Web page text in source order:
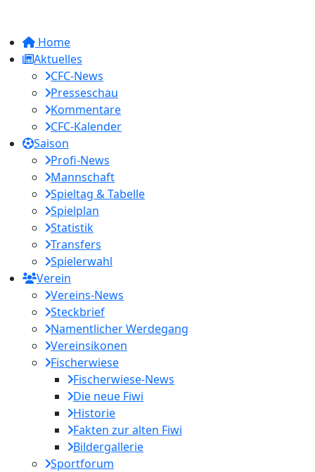
Home
Aktuelles
CFC-News
Presseschau
Kommentare
CFC-Kalender
Saison
Profi-News
Mannschaft
Spieltag & Tabelle
Spielplan
Statistik
Transfers
Spielerwahl
Verein
Vereins-News
Steckbrief
Namentlicher Werdegang
Vereinsikonen
Fischerwiese
Fischerwiese-News
Die neue Fiwi
Historie
Fakten zur alten Fiwi
Bildergallerie
Sportforum